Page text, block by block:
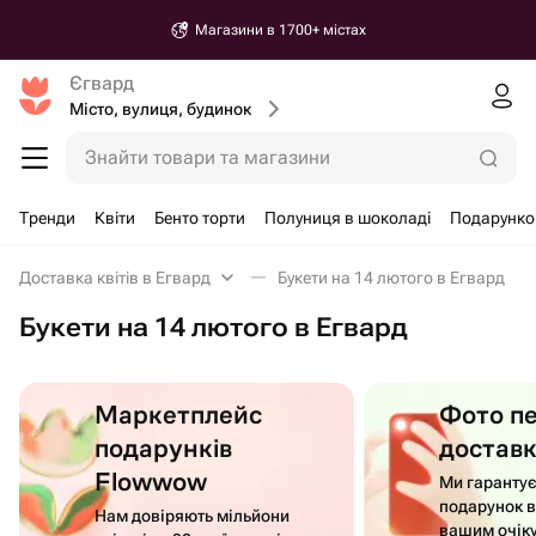
Магазини в 1700+ містах
Єгвард
Місто, вулиця, будинок
Знайти товари та магазини
Тренди Квіти Бенто торти Полуниця в шоколаді
Доставка квітів в Егвард Букети на 14 лютого в Егвард
Букети на 14 лютого в Егвард
Маркетплейс
подарунків
Flowwow
Нам довіряють мільйони
Фото
Ми
подарунок
вашим